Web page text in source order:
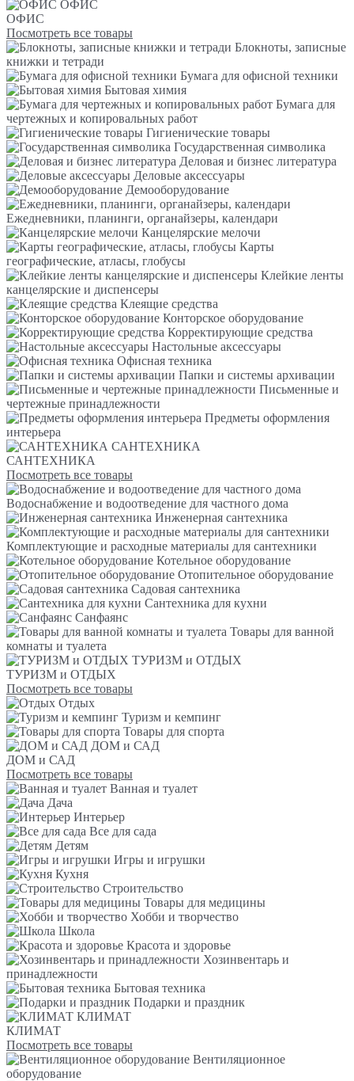
ОФИС
ОФИС
Посмотреть все товары
Блокноты, записные
книжки и тетради
Бумага для офисной техники
Бытовая химия
Бумага для
чертежных и копировальных работ
Гигиенические товары
Государственная символика
Деловая и бизнес литература
Деловые аксессуары
Демооборудование
Ежедневники, планинги, органайзеры, календари
Канцелярские мелочи
Карты
географические, атласы, глобусы
Клейкие ленты
канцелярские и диспенсеры
Клеящие средства
Конторское оборудование
Корректирующие средства
Настольные аксессуары
Офисная техника
Папки и системы архивации
Письменные и
чертежные принадлежности
Предметы оформления
интерьера
САНТЕХНИКА
САНТЕХНИКА
Посмотреть все товары
Водоснабжение и водоотведение для частного дома
Инженерная сантехника
Комплектующие и расходные материалы для сантехники
Котельное оборудование
Отопительное оборудование
Садовая сантехника
Сантехника для кухни
Санфаянс
Товары для ванной
комнаты и туалета
ТУРИЗМ и ОТДЫХ
ТУРИЗМ и ОТДЫХ
Посмотреть все товары
Отдых
Туризм и кемпинг
Товары для спорта
ДОМ и САД
ДОМ и САД
Посмотреть все товары
Ванная и туалет
Дача
Интерьер
Все для сада
Детям
Игры и игрушки
Кухня
Строительство
Товары для медицины
Хобби и творчество
Школа
Красота и здоровье
Хозинвентарь и
принадлежности
Бытовая техника
Подарки и праздник
КЛИМАТ
КЛИМАТ
Посмотреть все товары
Вентиляционное
оборудование